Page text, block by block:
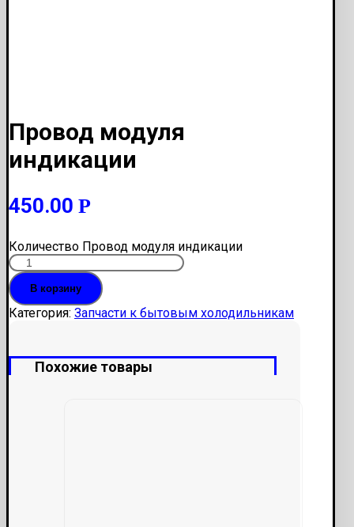
Провод модуля
индикации
450.00 Р
Количество Провод модуля индикации
В корзину
Категория: Запчасти к бытовым холодильникам
Похожие товары